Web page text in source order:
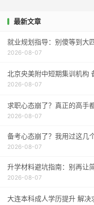
最新文章
就业规划指导：别傻等到大
2026-08-07
北京央美附中短期集训机构
2026-08-07
求职心态崩了？真正的高手
2026-08-07
备考心态崩了？我用过这几
2026-08-07
升学材料避坑指南：别再让
2026-08-07
大连本科成人学历提升 解决